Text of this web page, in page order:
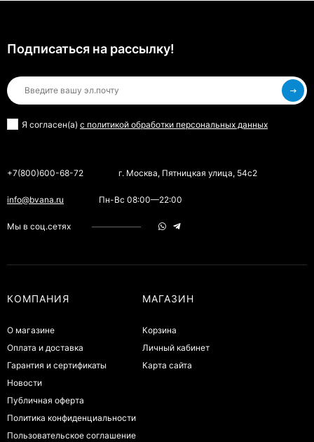
Подписаться на рассылкy!
Я согласен(a) с политикой обработки персональных данных
+7(800)600-68-72 г. Москва, Пятницкая улица, 54с2
info@bvana.ru Пн-Вс 08:00—22:00
Мы в соц.сетях
КОМПАНИЯ
О магазине
Оплата и доставка
Гарантия и сертификаты
Новости
Публичная оферта
Политика конфиденциальности
Пользовательское соглашение
МАГАЗИН
Корзина
Личный кабинет
Карта сайта